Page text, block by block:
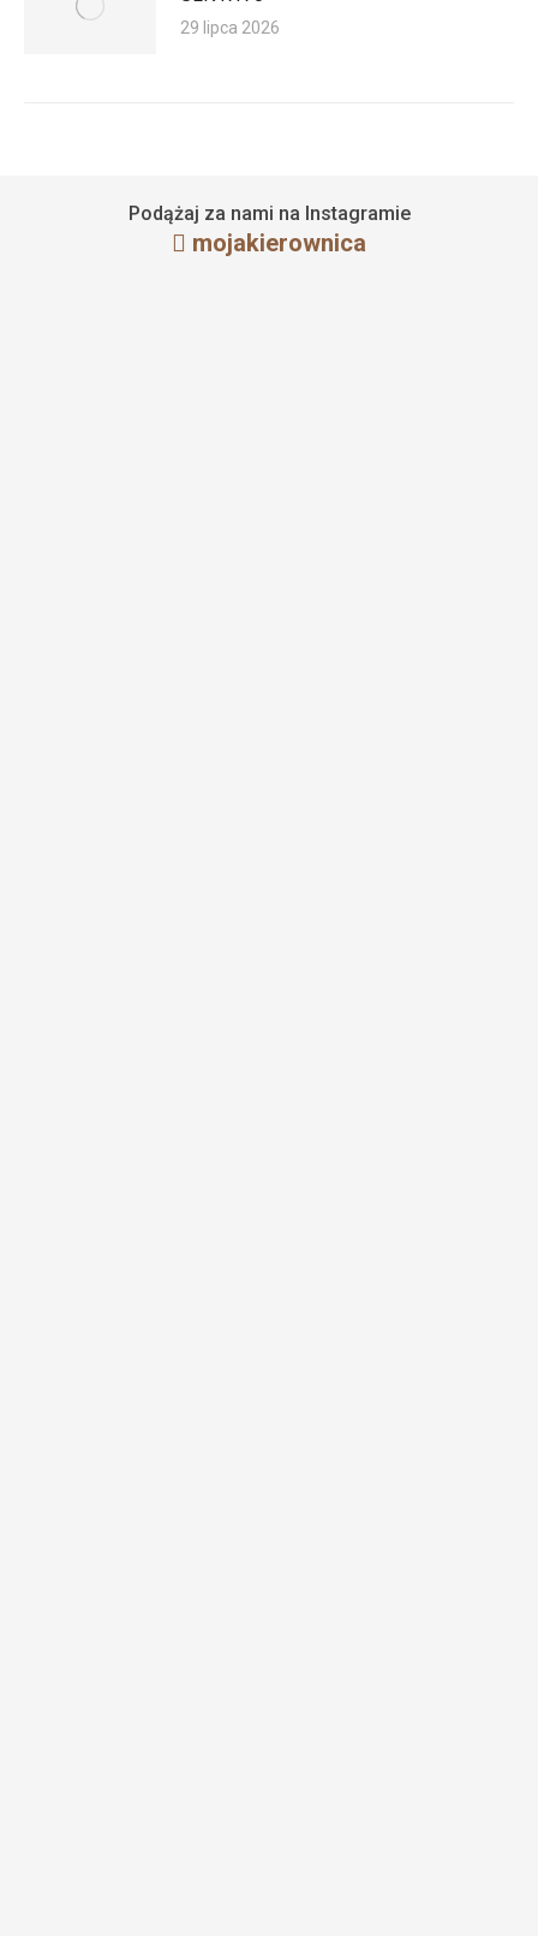
29 lipca 2026
Podążaj za nami na Instagramie
mojakierownica